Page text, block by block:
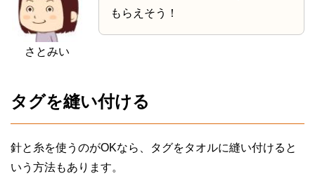
さとみい
もらえそう！
タグを縫い付ける
針と糸を使うのがOKなら、タグをタオルに縫い付けると
いう方法もあります。